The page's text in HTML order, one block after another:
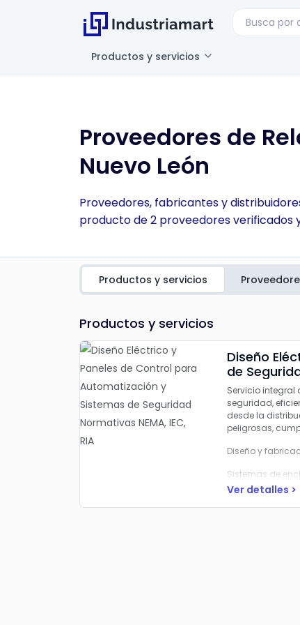
Productos y servicios
Proveedores de
Nuevo León
Proveedores, fabricantes y
producto de 2 proveedores
Productos y servicios
Productos y servicios
Diseño Eléctrico y
de
Servicio
seguridad,
desde la
peligrosas,
Diseño y
Sistemas de
Distribución
Ver detalles >